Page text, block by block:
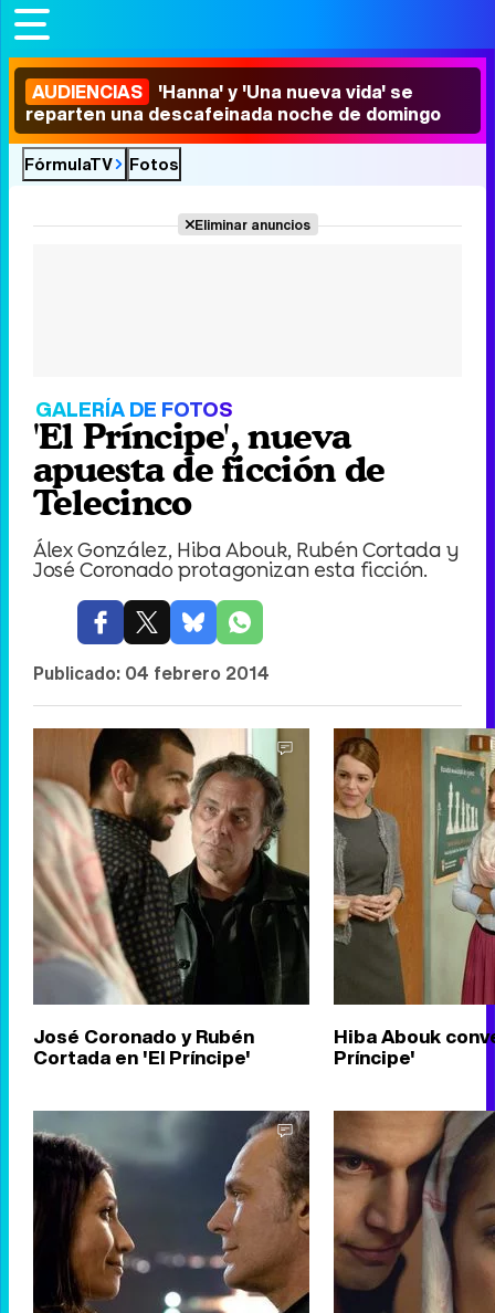
AUDIENCIAS 'Hanna' y 'Una nueva vida' se
reparten una descafeinada noche de domingo
FórmulaTV Fotos
Eliminar anuncios
GALERÍA DE FOTOS
'El Príncipe', nueva
apuesta de ficción de
Telecinco
Álex González, Hiba Abouk, Rubén Cortada y
José Coronado protagonizan esta ficción.
Publicado: 04 febrero 2014
José Coronado y Rubén
Cortada en 'El Príncipe'
Hiba Abouk
Príncipe'